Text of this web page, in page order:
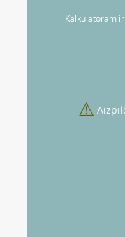
Kalkulatoram
⚠